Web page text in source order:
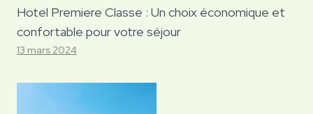
Hotel Premiere Classe : Un choix économique et
confortable pour votre séjour
13 mars 2024